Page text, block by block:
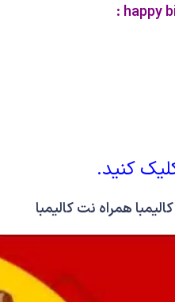
کنید.